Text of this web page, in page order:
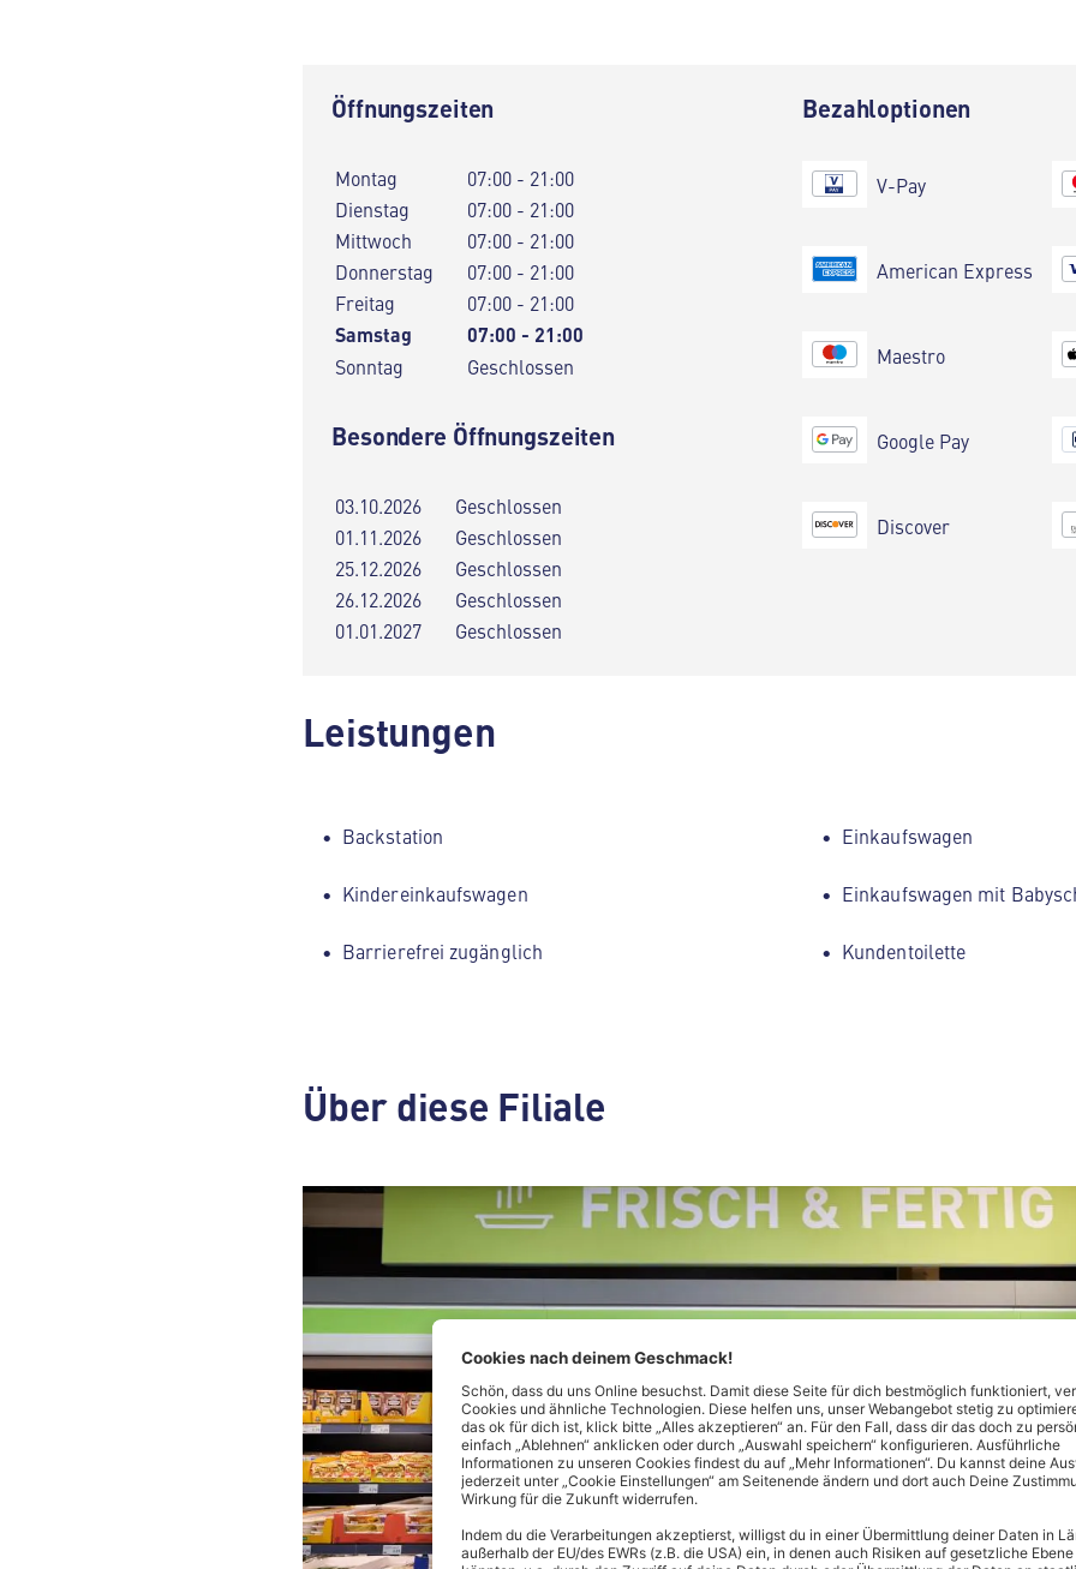
Öffnungszeiten
Montag
07:00 - 21:00
Dienstag
07:00 - 21:00
Mittwoch
07:00 - 21:00
Donnerstag
07:00 - 21:00
Freitag
07:00 - 21:00
Samstag 07:00 - 21:00
Sonntag Geschlossen
Besondere Öffnungszeiten
03.10.2026
Geschlossen
01.11.2026
Geschlossen
25.12.2026
Geschlossen
26.12.2026
Geschlossen
01.01.2027
Geschlossen
Bezahloptionen
V-Pay
American Express
Maestro
Google Pay
Discover
Leistungen
Backstation Einkaufswagen
Kindereinkaufswagen Einkaufswagen mit
Barrierefrei zugänglich Kundentoilette
Über diese Filiale